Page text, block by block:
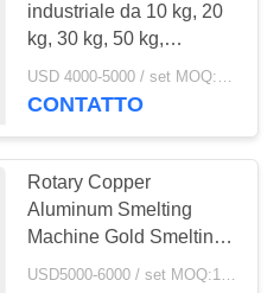
del
21
industriale da 10 kg, 20
kg, 30 kg, 50 kg,
Fornace elettrica per la
fusione dei metalli
USD 4000-5000 / set MOQ:1 set
CONTATTO
Rotary Copper
Aluminum Smelting
Machine Gold Smelting
Equipment
USD5000-6000 / set MOQ:1 set